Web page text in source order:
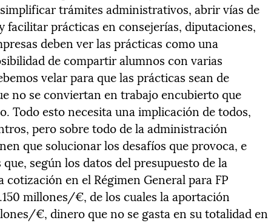
trámites administrativos, abrir vías de
facilitar prácticas en consejerías, diputaciones,
deben ver las prácticas como una
de compartir alumnos con varias
velar para que las prácticas sean de
no se conviertan en trabajo encubierto que
Todo esto necesita una implicación de todos,
pero sobre todo de la administración
que solucionar los desafíos que provoca, e
según los datos del presupuesto de la
cotización en el Régimen General para FP
millones/€, de los cuales la aportación
€, dinero que no se gasta en su totalidad en